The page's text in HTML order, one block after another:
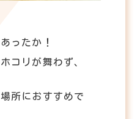
ったか！
コリが舞わず、
所におすすめで